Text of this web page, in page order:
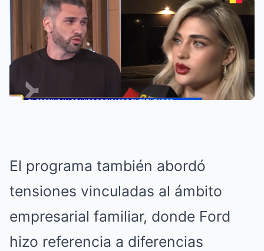
El programa también abordó
tensiones vinculadas al ámbito
empresarial familiar, donde Ford
hizo referencia a diferencias